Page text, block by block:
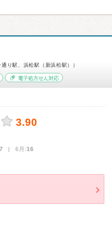
り駅、浜松駅（新浜松駅））
電子処方せん対応
3.90
| 6月:16